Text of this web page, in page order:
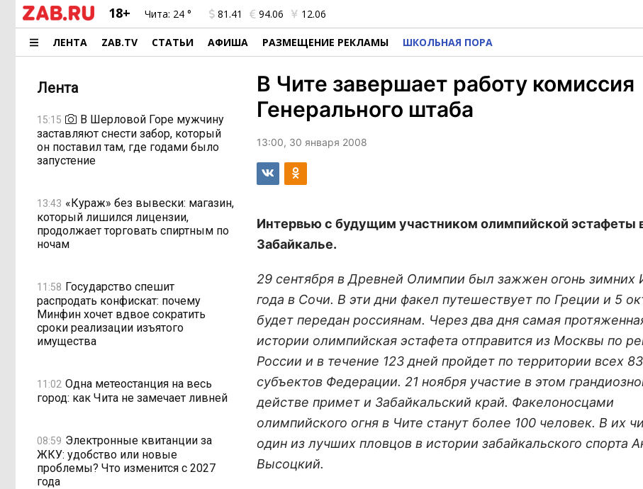
18+ Чита: 24 ° 81.41 94.06 12.06
ЛЕНТА ZAB.TV СТАТЬИ АФИША РАЗМЕЩЕНИЕ РЕКЛАМЫ ШКОЛЬНАЯ ПОРА
Лента
15:15
В Шерловой Горе мужчину
заставляют снести забор, который
он поставил там, где годами было
запустение
13:43 «Кураж» без вывески: магазин,
который лишился лицензии,
продолжает торговать спиртным по
ночам
11:58 Государство спешит
распродать конфискат: почему
Минфин хочет вдвое сократить
сроки реализации изъятого
имущества
11:02 Одна метеостанция на весь
город: как Чита не замечает ливней
08:59 Электронные квитанции за
ЖКУ: удобство или новые
проблемы? Что изменится с 2027
года
В Чите завершает работу комиссия
Генерального штаба
13:00, 30 января 2008
Интервью с будущим участником олимпийской эстафеты
Забайкалье.
29 сентября в Древней Олимпии был зажжен огонь зимних
года в Сочи. В эти дни факел путешествует по Греции и 5
будет передан россиянам. Через два дня самая
истории олимпийская эстафета отправится из Москвы по
России и в течение 123 дней пройдет по территории всех 83
субъектов Федерации. 21 ноября участие в этом
действе примет и Забайкальский край. Факелоносцами
олимпийского огня в Чите станут более 100 человек. В их
один из лучших пловцов в истории забайкальского спорта
Высоцкий.